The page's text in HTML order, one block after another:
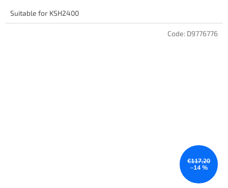
Suitable for KSH2400
€117,20
–14 %
Code: D9776776